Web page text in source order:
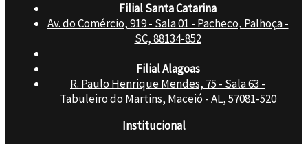
Filial Santa Catarina
Av. do Comércio, 919 - Sala 01 - Pacheco, Palhoça -
SC, 88134-852
Filial Alagoas
R. Paulo Henrique Mendes, 75 - Sala 63 -
Tabuleiro do Martins, Maceió - AL, 57081-520
Institucional